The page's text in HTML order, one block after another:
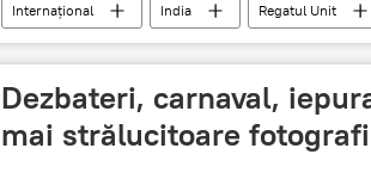
Internațional India Regatul Unit
Dezbateri, carnaval,
mai strălucitoare